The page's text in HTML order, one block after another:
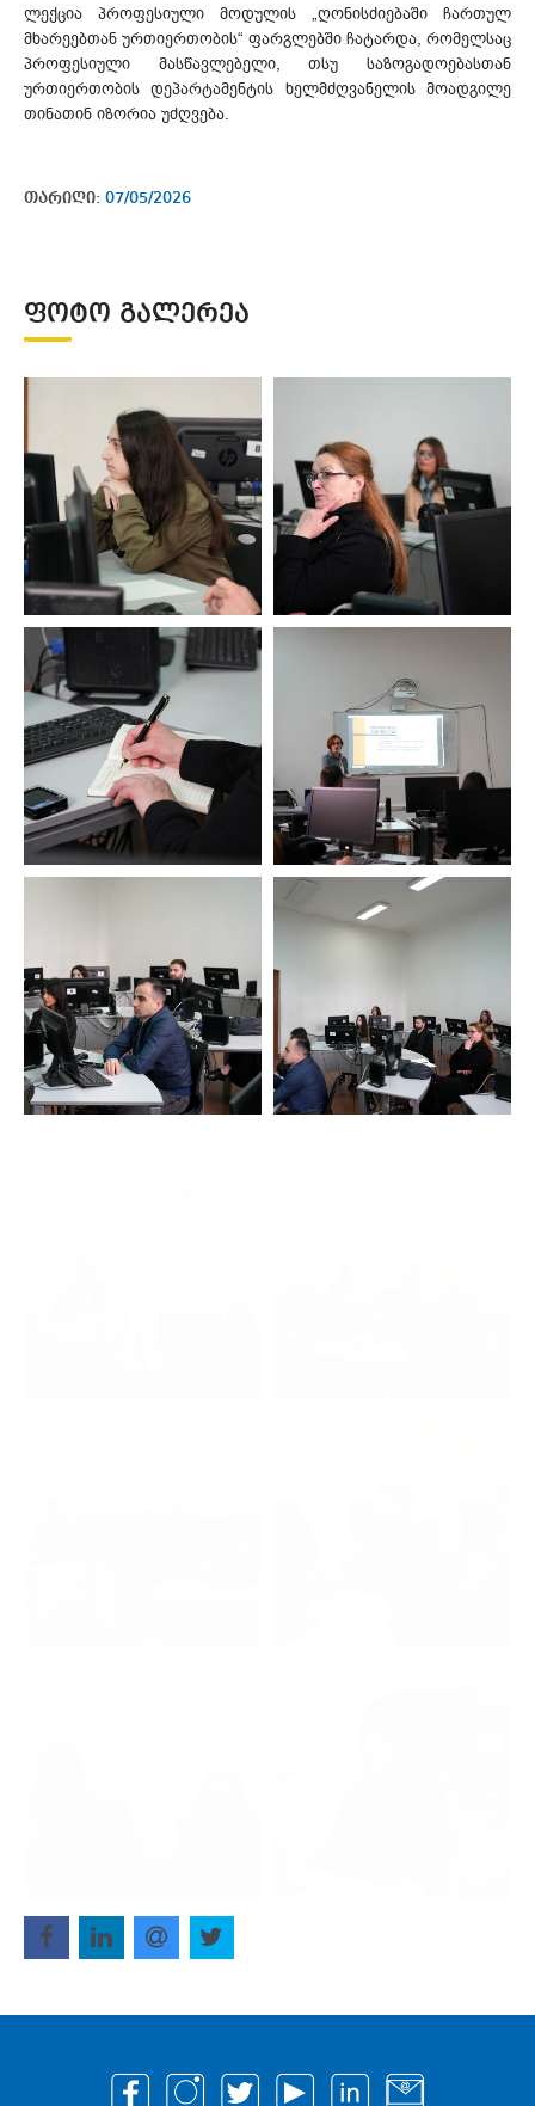
ლექცია პროფესიული მოდულის „ღონისძიებაში ჩართულ
მხარეებთან ურთიერთობის“ ფარგლებში ჩატარდა, რომელსაც
პროფესიული მასწავლებელი, თსუ საზოგადოებასთან
ურთიერთობის დეპარტამენტის ხელმძღვანელის მოადგილე
თინათინ იზორია უძღვება.
თარიღი: 07/05/2026
ᲤᲝᲢᲝ ᲒᲐᲚᲔᲠᲔᲐ